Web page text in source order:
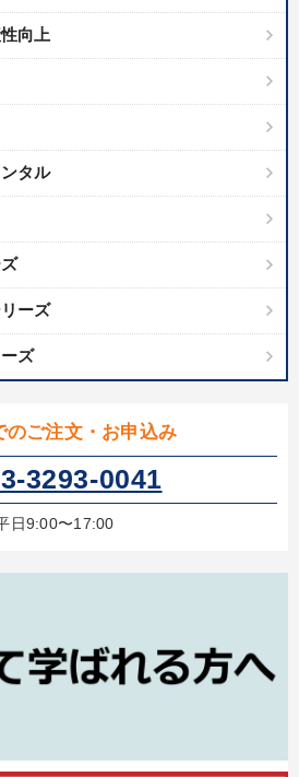
食業
育 資産運用 一倉定
ワード」を更新いただけます。
す refresh 更新する
組織・採用・スキル
ご案内商品 147回春季大会
向上
タル
ーズ
ズ
のご注文・お申込み
3293-0041
日9:00〜17:00